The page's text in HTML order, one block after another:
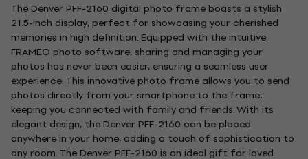
The Denver PFF-2160 digital photo frame boasts a stylish
21.5-inch display, perfect for showcasing your cherished
memories in high definition. Equipped with the intuitive
FRAMEO photo software, sharing and managing your
photos has never been easier, ensuring a seamless user
experience. This innovative photo frame allows you to send
photos directly from your smartphone to the frame,
keeping you connected with family and friends. With its
elegant design, the Denver PFF-2160 can be placed
anywhere in your home, adding a touch of sophistication to
any room. The Denver PFF-2160 is an ideal gift for loved